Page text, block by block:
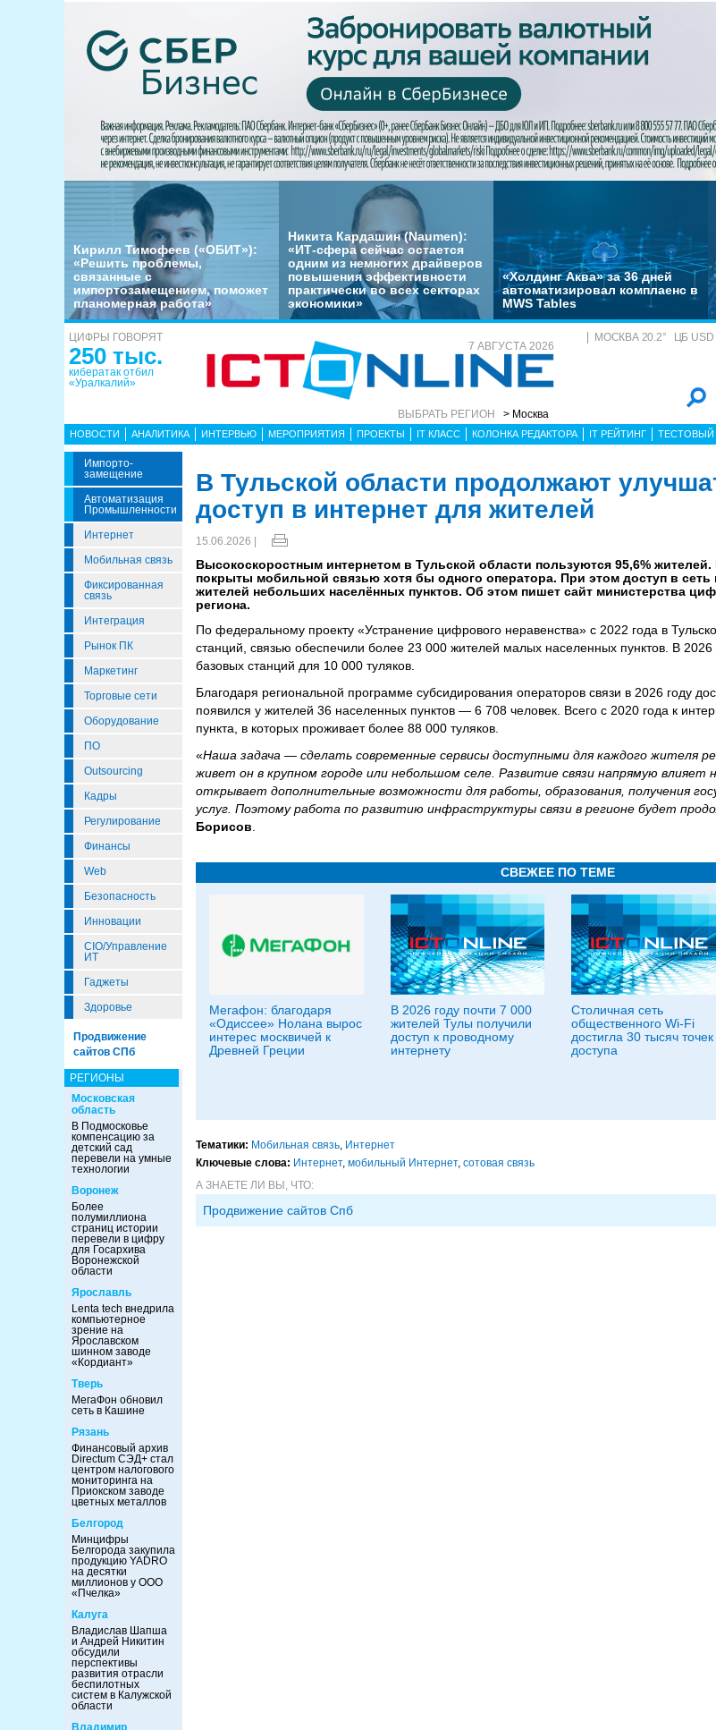
Кирилл Тимофеев («ОБИТ»):
«Решить проблемы,
связанные с
импортозамещением, поможет
планомерная работа»
Никита Кардашин (Naumen):
«ИТ-сфера сейчас остается
одним из немногих драйверов
повышения эффективности
практически во всех секторах
экономики»
«Холдинг Аква» за 36 дней
автоматизировал комплаенс в
MWS Tables
ЦИФРЫ ГОВОРЯТ
250 тыс.
кибератак отбил
«Уралкалий»
7 АВГУСТА 2026
ВЫБРАТЬ РЕГИОН > Москва
МОСКВА 20.2° ЦБ USD
НОВОСТИ АНАЛИТИКА ИНТЕРВЬЮ МЕРОПРИЯТИЯ ПРОЕКТЫ IT КЛАСС КОЛОНКА РЕДАКТОРА IT РЕЙТИНГ ТЕСТОВЫЙ
Импорто­
Замещение
Автоматизация
Промышленности
Интернет
Мобильная связь
Фиксированная
связь
Интеграция
Рынок ПК
Маркетинг
Торговые сети
Оборудование
ПО
Outsourcing
Кадры
Регулирование
Финансы
Web
Безопасность
Инновации
CIO/Управление
ИТ
Гаджеты
Здоровье
Продвижение
сайтов СПб
РЕГИОНЫ
Московская
область
В Подмосковье
компенсацию за
детский сад
перевели на умные
технологии
Воронеж
Более
полумиллиона
страниц истории
перевели в цифру
для Госархива
Воронежской
области
Ярославль
Lenta tech внедрила
компьютерное
зрение на
Ярославском
шинном заводе
«Кордиант»
Тверь
МегаФон обновил
сеть в Кашине
Рязань
Финансовый архив
Directum СЭД+ стал
центром налогового
мониторинга на
Приокском заводе
цветных металлов
Белгород
Минцифры
Белгорода закупила
продукцию YADRO
на десятки
миллионов у ООО
«Пчелка»
Калуга
Владислав Шапша
и Андрей Никитин
обсудили
перспективы
развития отрасли
беспилотных
систем в Калужской
области
Владимир
В Тульской области продолжают
доступ в интернет для жителей
15.06.2026 |
Высокоскоростным интернетом в Тульской области пользуются 95,6%
покрыты мобильной связью хотя бы одного оператора. При этом доступ в сеть
жителей небольших населённых пунктов. Об этом пишет сайт министерства
региона.
По федеральному проекту «Устранение цифрового неравенства» с 2022 года в
станций, связью обеспечили более 23 000 жителей малых населенных пунктов. В 2026
базовых станций для 10 000 туляков.
Благодаря региональной программе субсидирования операторов связи в 2026 году
появился у жителей 36 населенных пунктов — 6 708 человек. Всего с 2020 года к
пункта, в которых проживает более 88 000 туляков.
«Наша задача — сделать современные сервисы доступными для каждого жителя
живет он в крупном городе или небольшом селе. Развитие связи напрямую влияет
открывает дополнительные возможности для работы, образования, получения
услуг. Поэтому работа по развитию инфраструктуры связи в регионе будет
Борисов
СВЕЖЕЕ ПО ТЕМЕ
Мегафон: благодаря
«Одиссее» Нолана вырос
интерес москвичей к
Древней Греции
В 2026 году почти 7 000
жителей Тулы получили
доступ к проводному
интернету
Столичная сеть
общественного Wi-Fi
достигла 30 тысяч точек
доступа
Тематики: Мобильная связь, Интернет
Ключевые слова: Интернет, мобильный Интернет, сотовая связь
А ЗНАЕТЕ ЛИ ВЫ, ЧТО:
Продвижение сайтов Спб